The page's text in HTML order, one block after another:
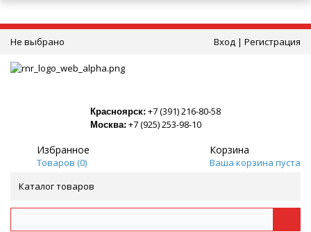
Не выбрано Вход | Регистрация
Красноярск: +7 (391) 216-80-58
Москва: +7 (925) 253-98-10
Избранное
Товаров (0)
Корзина
Ваша корзина пуста
Каталог товаров